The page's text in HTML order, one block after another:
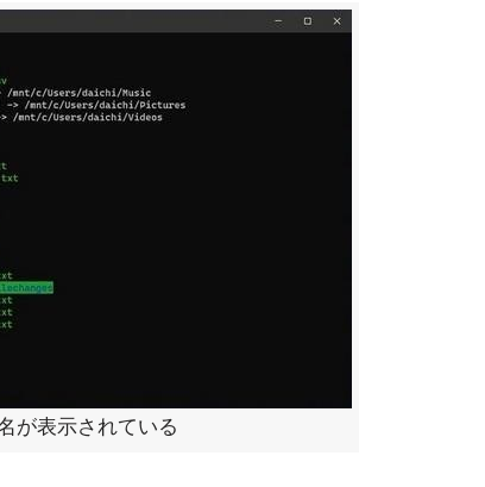
が表示されている